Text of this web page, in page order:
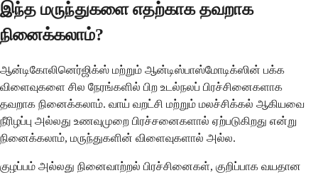
இந்த மருந்துகளை எதற்காக தவறாக
நினைக்கலாம்?
ஆன்டிகோலினெர்ஜிக்ஸ் மற்றும் ஆன்டிஸ்பாஸ்மோடிக்ஸின் பக்க
விளைவுகளை சில நேரங்களில் பிற உடல்நலப் பிரச்சினைகளாக
தவறாக நினைக்கலாம். வாய் வறட்சி மற்றும் மலச்சிக்கல் ஆகியவை
நீரிழப்பு அல்லது உணவுமுறை பிரச்சனைகளால் ஏற்படுகிறது என்று
நினைக்கலாம், மருந்துகளின் விளைவுகளால் அல்ல.
குழப்பம் அல்லது நினைவாற்றல் பிரச்சினைகள், குறிப்பாக வயதான